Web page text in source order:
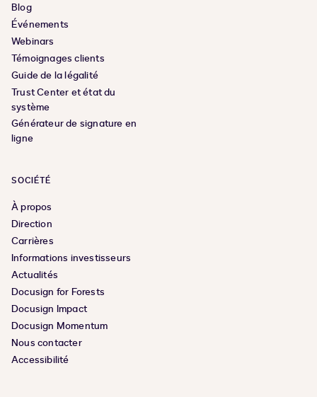
Blog
Événements
Webinars
Témoignages clients
Guide de la légalité
Trust Center et état du
système
Générateur de signature en
ligne
SOCIÉTÉ
À propos
Direction
Carrières
Informations investisseurs
Actualités
Docusign for Forests
Docusign Impact
Docusign Momentum
Nous contacter
Accessibilité